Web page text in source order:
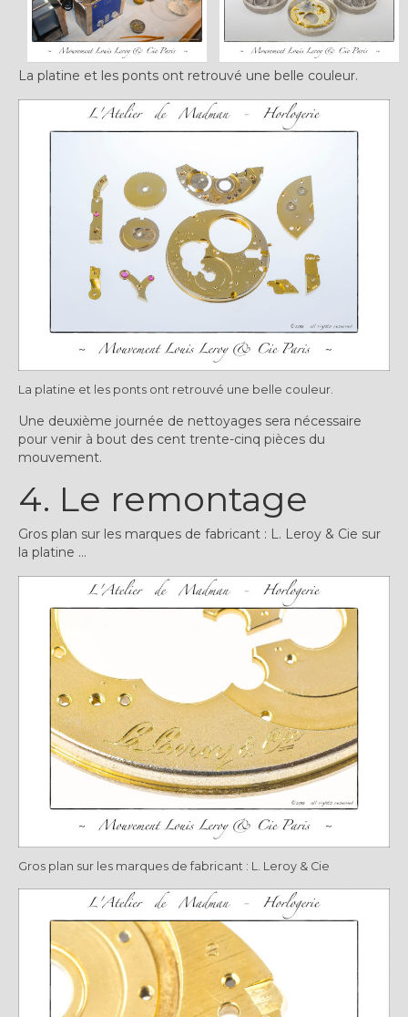
La platine et les ponts ont retrouvé une belle couleur.
La platine et les ponts ont retrouvé une belle couleur.
Une deuxième journée de nettoyages sera nécessaire
pour venir à bout des cent trente-cinq pièces du
mouvement.
4. Le remontage
Gros plan sur les marques de fabricant : L. Leroy & Cie sur
la platine …
Gros plan sur les marques de fabricant : L. Leroy & Cie